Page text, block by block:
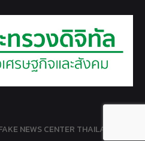
NEWS CENTER THAILAND